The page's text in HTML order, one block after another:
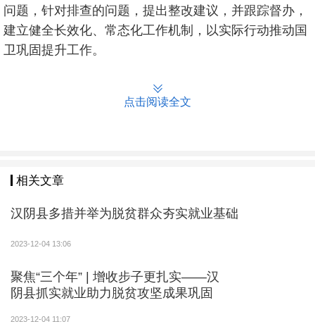
问题，针对排查的问题，提出整改建议，并跟踪督办，
建立健全长效化、常态化工作机制，以实际行动推动国
卫巩固提升工作。
点击阅读全文
相关文章
汉阴县多措并举为脱贫群众夯实就业基础
2023-12-04 13:06
聚焦“三个年” | 增收步子更扎实——汉
阴县抓实就业助力脱贫攻坚成果巩固
2023-12-04 11:07